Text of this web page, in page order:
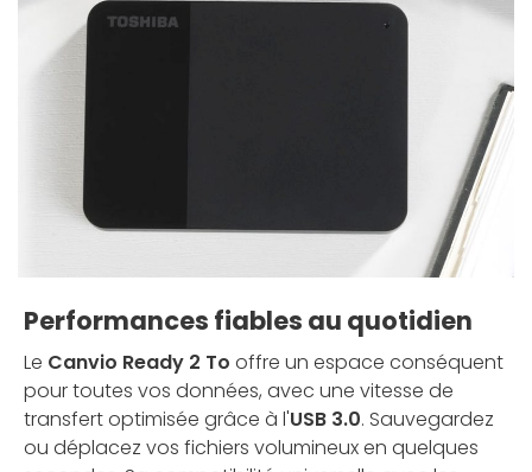
Performances fiables au quotidien
Le Canvio Ready 2 To offre un espace conséquent
pour toutes vos données, avec une vitesse de
transfert optimisée grâce à l'USB 3.0. Sauvegardez
ou déplacez vos fichiers volumineux en quelques